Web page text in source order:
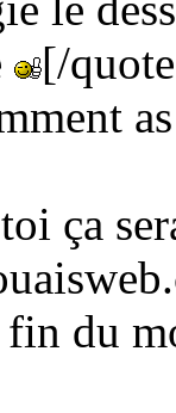
[/
ça
du